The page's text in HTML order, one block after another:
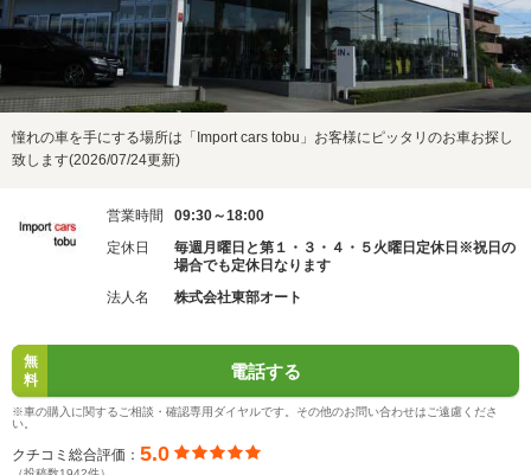
憧れの車を手にする場所は「Import cars tobu」お客様にピッタリのお車お探し
致します(2026/07/24更新)
営業時間
09:30～18:00
定休日
毎週月曜日と第１・３・４・５火曜日定休日※祝日の
場合でも定休日なります
法人名
株式会社東部オート
無
料
電話する
※車の購入に関するご相談・確認専用ダイヤルです。その他のお問い合わせはご遠慮くださ
い。
クチコミ総合評価： 5.0